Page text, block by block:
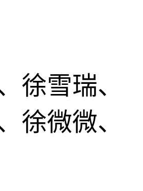
徐雪瑞、
徐微微、